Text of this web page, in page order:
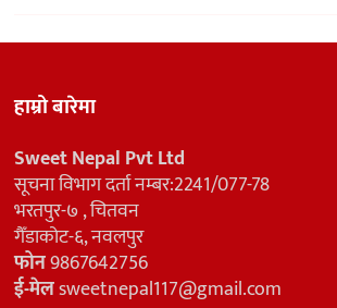
हाम्रो बारेमा
Sweet Nepal Pvt Ltd
सूचना विभाग दर्ता नम्बर:2241/077-78
भरतपुर-७ , चितवन
गैँडाकोट-६, नवलपुर
फोन9867642756
ई-मेलsweetnepal117@gmail.com